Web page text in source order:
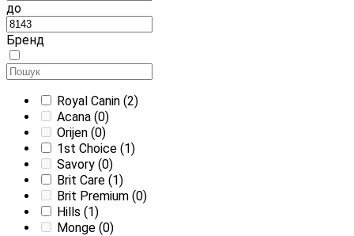
до
Бренд
Royal Canin (2)
Acana (0)
Orijen (0)
1st Choice (1)
Savory (0)
Brit Care (1)
Brit Premium (0)
Hills (1)
Monge (0)